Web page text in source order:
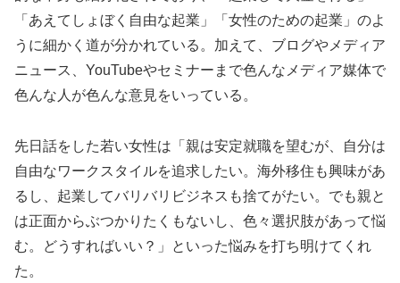
「あえてしょぼく自由な起業」「女性のための起業」のよ
うに細かく道が分かれている。加えて、ブログやメディア
ニュース、YouTubeやセミナーまで色んなメディア媒体で
色んな人が色んな意見をいっている。
先日話をした若い女性は「親は安定就職を望むが、自分は
自由なワークスタイルを追求したい。海外移住も興味があ
るし、起業してバリバリビジネスも捨てがたい。でも親と
は正面からぶつかりたくもないし、色々選択肢があって悩
む。どうすればいい？」といった悩みを打ち明けてくれ
た。